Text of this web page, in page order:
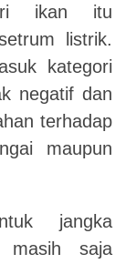
ikan itu
listrik.
kategori
negatif dan
terhadap
maupun
jangka
masih saja